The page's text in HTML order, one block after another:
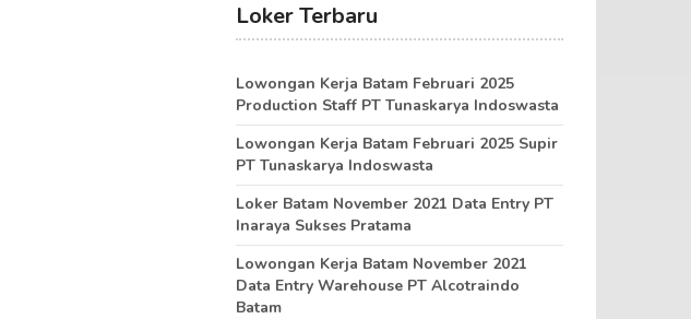
Loker Terbaru
Lowongan Kerja Batam Februari 2025
Production Staff PT Tunaskarya Indoswasta
Lowongan Kerja Batam Februari 2025 Supir
PT Tunaskarya Indoswasta
Loker Batam November 2021 Data Entry PT
Inaraya Sukses Pratama
Lowongan Kerja Batam November 2021
Data Entry Warehouse PT Alcotraindo
Batam